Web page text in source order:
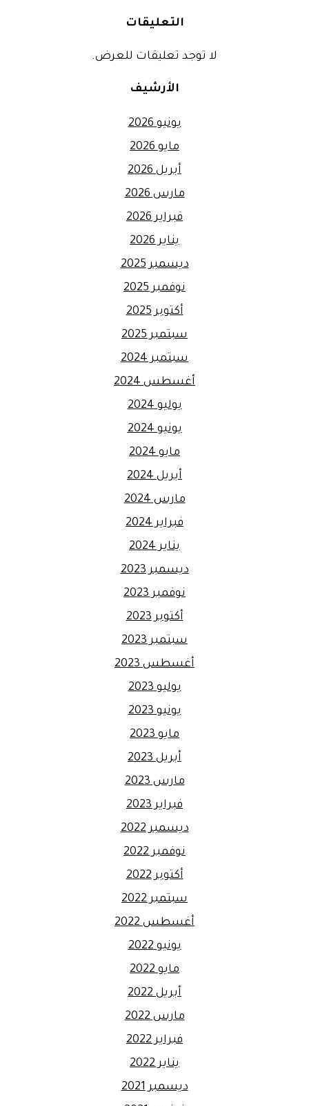
التعليقات
لا توجد تعليقات للعرض.
الأرشيف
يونيو 2026
مايو 2026
أبريل 2026
مارس 2026
فبراير 2026
يناير 2026
ديسمبر 2025
نوفمبر 2025
أكتوبر 2025
سبتمبر 2025
سبتمبر 2024
أغسطس 2024
يوليو 2024
يونيو 2024
مايو 2024
أبريل 2024
مارس 2024
فبراير 2024
يناير 2024
ديسمبر 2023
نوفمبر 2023
أكتوبر 2023
سبتمبر 2023
أغسطس 2023
يوليو 2023
يونيو 2023
مايو 2023
أبريل 2023
مارس 2023
فبراير 2023
ديسمبر 2022
نوفمبر 2022
أكتوبر 2022
سبتمبر 2022
أغسطس 2022
يونيو 2022
مايو 2022
أبريل 2022
مارس 2022
فبراير 2022
يناير 2022
ديسمبر 2021